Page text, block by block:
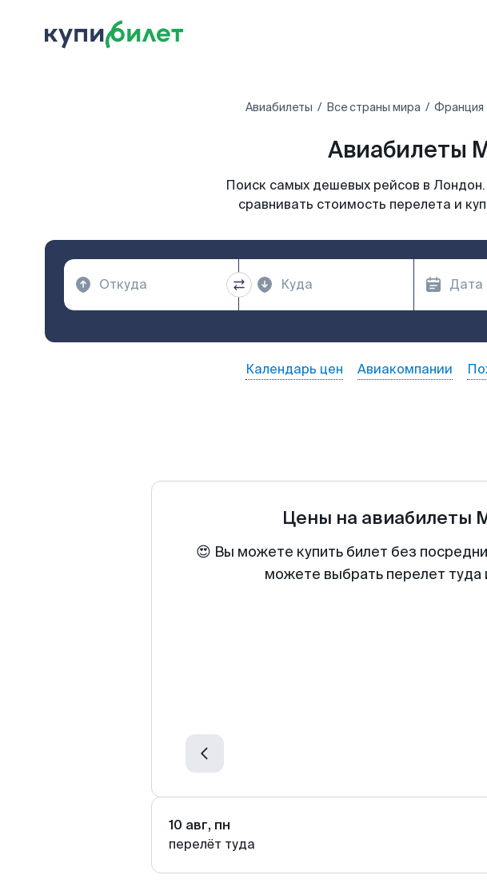
Авиабилеты Все страны мира Франция
Авиабилеты
Поиск самых дешевых рейсов в
сравнивать стоимость перелета и
Календарь цен Авиакомпании
Цены на авиабилеты
😍 Вы можете купить билет без
можете выбрать перелет туда
10 авг, пн
перелёт туда